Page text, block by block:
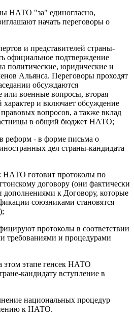
НАТО "за" единогласно,
начать переговоры о
и представителей страны-
официальное подтверждение
политические, юридические и
Альянса. Переговоры проходят
обсуждаются
или военные вопросы, вторая
характер и включает обсуждение
вопросов, а также вклад
в общий бюджет НАТО;
реформ - в форме письма о
дел страны-кандидата
НАТО готовит протоколы по
договору (они фактически
дополнениями к Договору, которые
союзниками становятся
протоколы в соответствии
требованиями и процедурами
этом этапе генсек НАТО
кандидату вступление в
национальных процедур
к НАТО.